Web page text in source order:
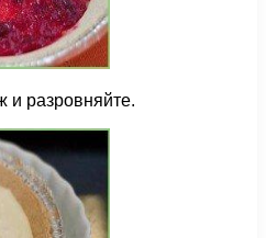
и разровняйте.